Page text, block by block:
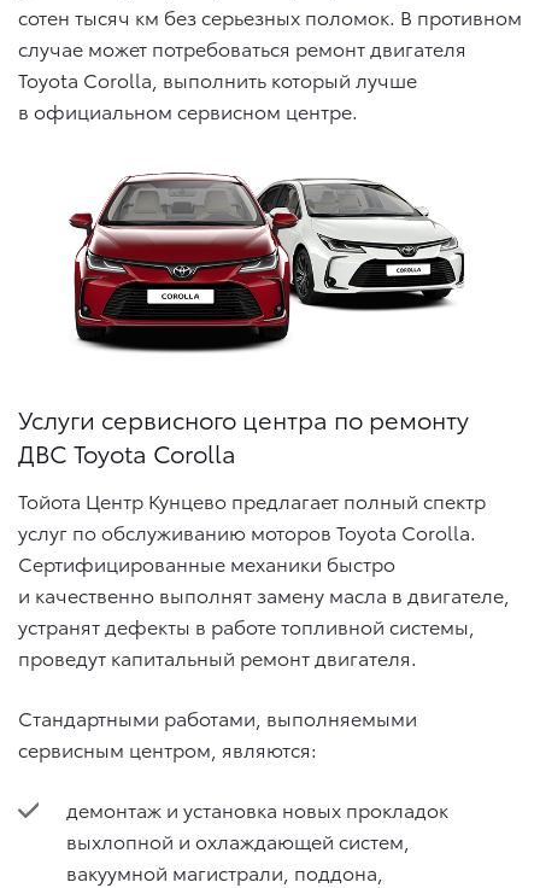
сотен тысяч км без серьезных поломок. В противном
случае может потребоваться ремонт двигателя
Toyota Corolla, выполнить который лучше
в официальном сервисном центре.
Услуги сервисного центра по ремонту
ДВС Toyota Corolla
Тойота Центр Кунцево предлагает полный спектр
услуг по обслуживанию моторов Toyota Corolla.
Сертифицированные механики быстро
и качественно выполнят замену масла в двигателе,
устранят дефекты в работе топливной системы,
проведут капитальный ремонт двигателя.
Стандартными работами, выполняемыми
сервисным центром, являются:
демонтаж и установка новых прокладок
выхлопной и охлаждающей систем,
вакуумной магистрали, поддона,